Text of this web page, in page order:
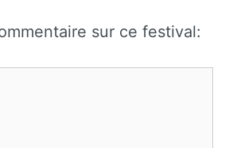
sur ce festival: